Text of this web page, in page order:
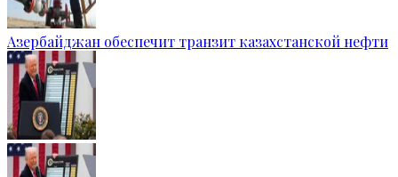
Азербайджан обеспечит транзит казахстанской нефти